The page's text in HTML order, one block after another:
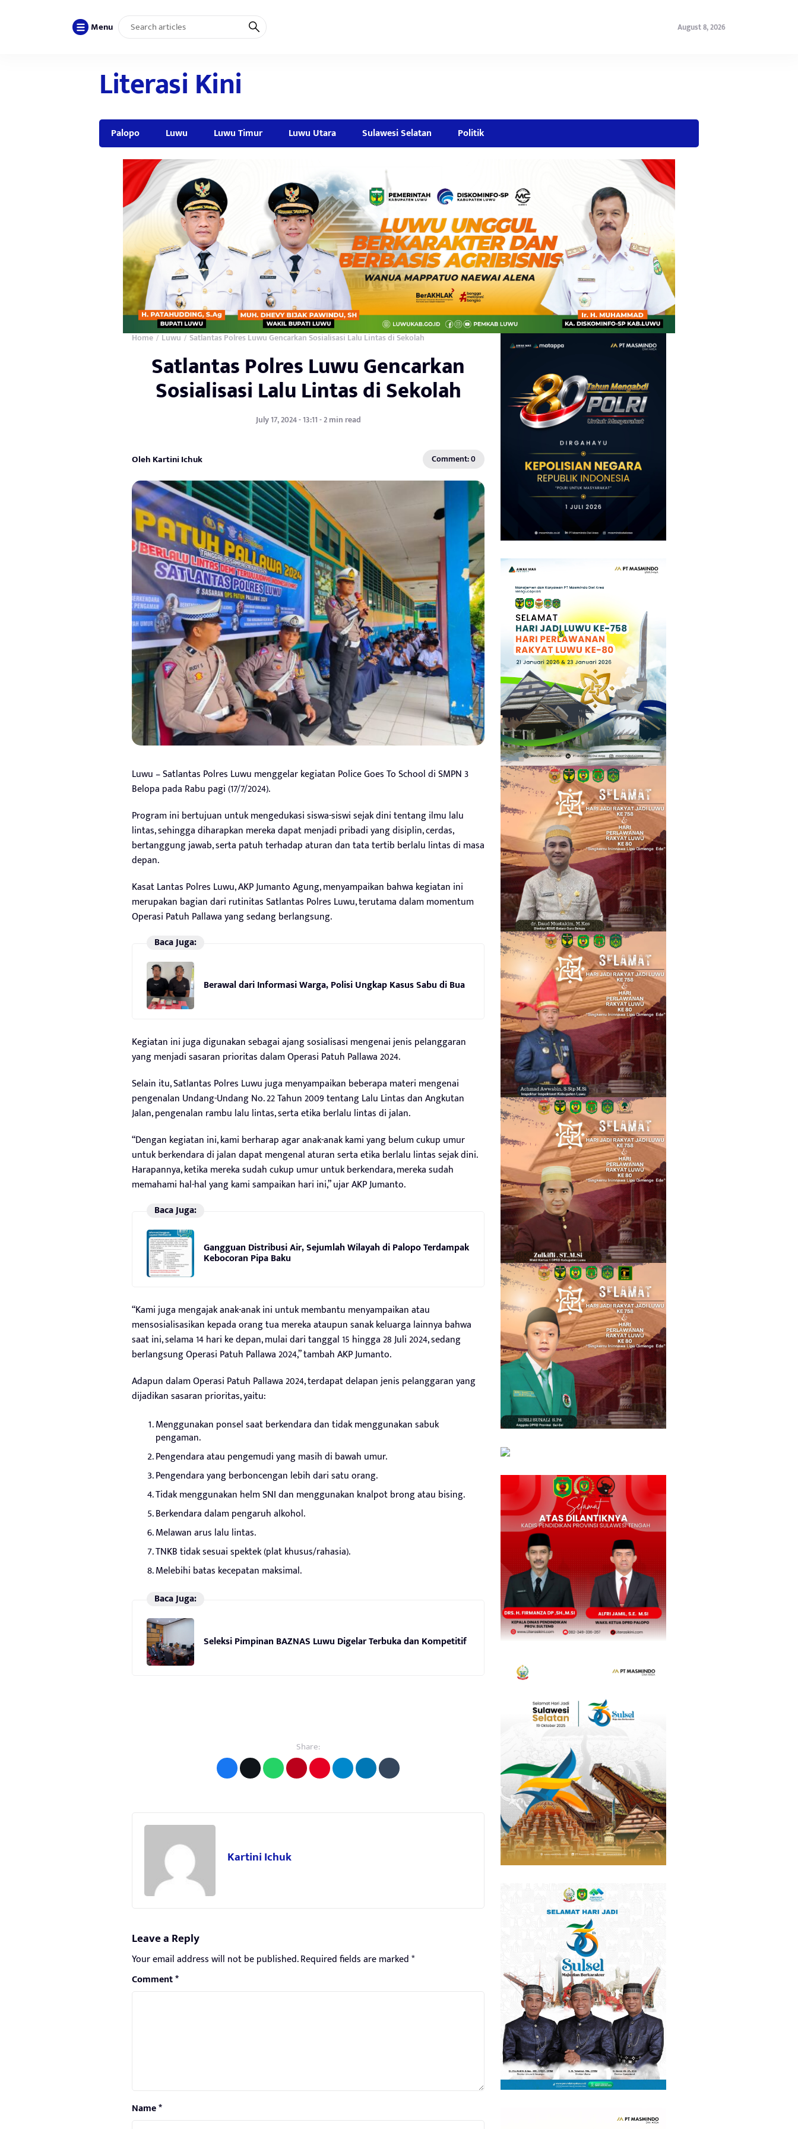
Menu August 8, 2026
Literasi Kini
Palopo Luwu Luwu Timur Luwu Utara Sulawesi Selatan Politik
Home / Luwu / Satlantas Polres Luwu Gencarkan Sosialisasi Lalu Lintas di Sekolah
Satlantas Polres Luwu Gencarkan
Sosialisasi Lalu Lintas di Sekolah
July 17, 2024 - 13:11 - 2 min read
Oleh Kartini Ichuk Comment: 0
Luwu – Satlantas Polres Luwu menggelar kegiatan Police Goes To School di SMPN 3
Belopa pada Rabu pagi (17/7/2024).
Program ini bertujuan untuk mengedukasi siswa-siswi sejak dini tentang ilmu lalu
lintas, sehingga diharapkan mereka dapat menjadi pribadi yang disiplin, cerdas,
bertanggung jawab, serta patuh terhadap aturan dan tata tertib berlalu lintas di masa
depan.
Kasat Lantas Polres Luwu, AKP Jumanto Agung, menyampaikan bahwa kegiatan ini
merupakan bagian dari rutinitas Satlantas Polres Luwu, terutama dalam momentum
Operasi Patuh Pallawa yang sedang berlangsung.
Baca Juga:
Berawal dari Informasi Warga, Polisi Ungkap Kasus Sabu di Bua
Kegiatan ini juga digunakan sebagai ajang sosialisasi mengenai jenis pelanggaran
yang menjadi sasaran prioritas dalam Operasi Patuh Pallawa 2024.
Selain itu, Satlantas Polres Luwu juga menyampaikan beberapa materi mengenai
pengenalan Undang-Undang No. 22 Tahun 2009 tentang Lalu Lintas dan Angkutan
Jalan, pengenalan rambu lalu lintas, serta etika berlalu lintas di jalan.
“Dengan kegiatan ini, kami berharap agar anak-anak kami yang belum cukup umur
untuk berkendara di jalan dapat mengenal aturan serta etika berlalu lintas sejak dini.
Harapannya, ketika mereka sudah cukup umur untuk berkendara, mereka sudah
memahami hal-hal yang kami sampaikan hari ini,” ujar AKP Jumanto.
Baca Juga:
Gangguan Distribusi Air, Sejumlah Wilayah di Palopo Terdampak
Kebocoran Pipa Baku
“Kami juga mengajak anak-anak ini untuk membantu menyampaikan atau
mensosialisasikan kepada orang tua mereka ataupun sanak keluarga lainnya bahwa
saat ini, selama 14 hari ke depan, mulai dari tanggal 15 hingga 28 Juli 2024, sedang
berlangsung Operasi Patuh Pallawa 2024,” tambah AKP Jumanto.
Adapun dalam Operasi Patuh Pallawa 2024, terdapat delapan jenis pelanggaran yang
dijadikan sasaran prioritas, yaitu:
Menggunakan ponsel saat berkendara dan tidak menggunakan sabuk
pengaman.
Pengendara atau pengemudi yang masih di bawah umur.
Pengendara yang berboncengan lebih dari satu orang.
Tidak menggunakan helm SNI dan menggunakan knalpot brong atau bising.
Berkendara dalam pengaruh alkohol.
Melawan arus lalu lintas.
TNKB tidak sesuai spektek (plat khusus/rahasia).
Melebihi batas kecepatan maksimal.
Baca Juga:
Seleksi Pimpinan BAZNAS Luwu Digelar Terbuka dan Kompetitif
Share:
Kartini Ichuk
Leave a Reply
Your email address will not be published.Required fields are marked*
Comment*
Name*